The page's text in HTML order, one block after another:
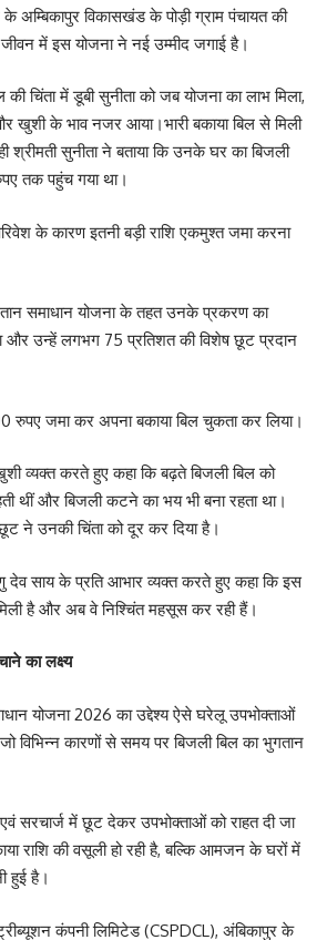
अम्बिकापुर विकासखंड के पोड़ी ग्राम पंचायत की
जीवन में इस योजना ने नई उम्मीद जगाई है।
की चिंता में डूबी सुनीता को जब योजना का लाभ मिला,
खुशी के भाव नजर आया।भारी बकाया बिल से मिली
श्रीमती सुनीता ने बताया कि उनके घर का बिजली
तक पहुंच गया था।
के कारण इतनी बड़ी राशि एकमुश्त जमा करना
समाधान योजना के तहत उनके प्रकरण का
और उन्हें लगभग 75 प्रतिशत की विशेष छूट प्रदान
रुपए जमा कर अपना बकाया बिल चुकता कर लिया।
व्यक्त करते हुए कहा कि बढ़ते बिजली बिल को
थीं और बिजली कटने का भय भी बना रहता था।
ने उनकी चिंता को दूर कर दिया है।
देव साय के प्रति आभार व्यक्त करते हुए कहा कि इस
है और अब वे निश्चिंत महसूस कर रही हैं।
का लक्ष्य
योजना 2026 का उद्देश्य ऐसे घरेलू उपभोक्ताओं
विभिन्न कारणों से समय पर बिजली बिल का भुगतान
सरचार्ज में छूट देकर उपभोक्ताओं को राहत दी जा
राशि की वसूली हो रही है, बल्कि आमजन के घरों में
हुई है।
कंपनी लिमिटेड (CSPDCL), अंबिकापुर के